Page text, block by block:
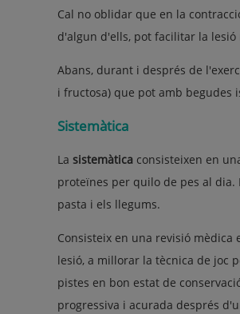
Cal no oblidar que en la
d'algun d'ells, pot facilitar la
Abans, durant i després de
i fructosa) que pot amb begudes
Sistemàtica
La sistemàtica consisteixen en
proteïnes per quilo de pes al
pasta i els llegums.
Consisteix en una revisió
lesió, a millorar la tècnica de joc
pistes en bon estat de
progressiva i acurada després